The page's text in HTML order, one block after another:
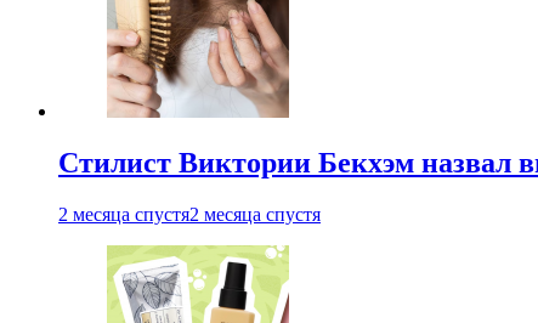
Стилист Виктории Бекхэм
2 месяца спустя2 месяца спустя